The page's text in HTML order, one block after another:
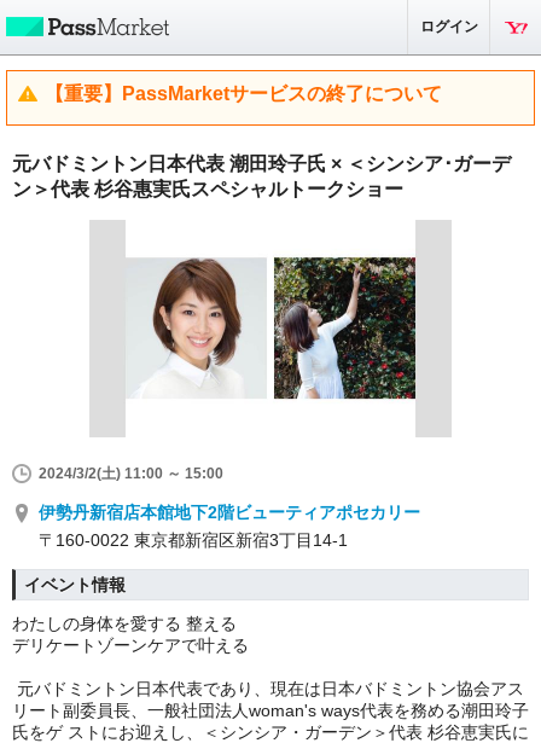
ログイン
【重要】PassMarketサービスの終了について
元バドミントン日本代表 潮田玲子氏 × ＜シンシア･ガーデ
ン＞代表 杉谷惠実氏スペシャルトークショー
2024/3/2(土) 11:00 ～ 15:00
伊勢丹新宿店本館地下2階ビューティアポセカリー
〒160-0022 東京都新宿区新宿3丁目14-1
イベント情報
わたしの身体を愛する 整える
デリケートゾーンケアで叶える
元バドミントン日本代表であり、現在は日本バドミントン協会アス
リート副委員長、一般社団法人woman's ways代表を務める潮田玲子
氏をゲ ストにお迎えし、＜シンシア・ガーデン＞代表 杉谷恵実氏に